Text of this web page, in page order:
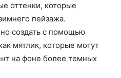
оттенки, которые
пейзажа.
создать с помощью
мятлик, которые могут
на фоне более темных